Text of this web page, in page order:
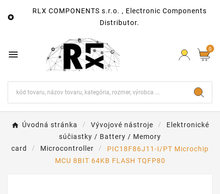

RLX COMPONENTS s.r.o. , Electronic Components
Distributor.
 0
Úvodná stránka Vývojové nástroje
Elektronické
súčiastky / Battery / Memory
card
Microcontroller
PIC18F86J11-I/PT Microchip
MCU 8BIT 64KB FLASH TQFP80